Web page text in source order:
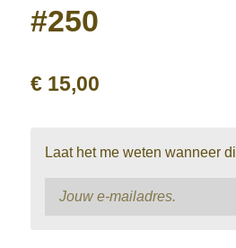
#250
€ 15,00
Laat het me weten wanneer